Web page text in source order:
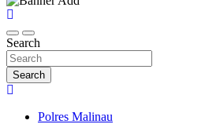
Pelangiresmalinau.com
Beranda Warta Bhayangkara
Search
Search
Polres Malinau